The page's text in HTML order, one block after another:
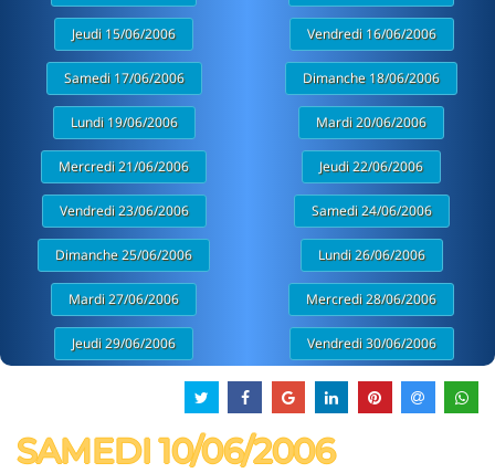
Jeudi 15/06/2006 Vendredi 16/06/2006
Samedi 17/06/2006 Dimanche 18/06/2006
Lundi 19/06/2006 Mardi 20/06/2006
Mercredi 21/06/2006 Jeudi 22/06/2006
Vendredi 23/06/2006 Samedi 24/06/2006
Dimanche 25/06/2006 Lundi 26/06/2006
Mardi 27/06/2006 Mercredi 28/06/2006
Jeudi 29/06/2006 Vendredi 30/06/2006
SAMEDI 10/06/2006